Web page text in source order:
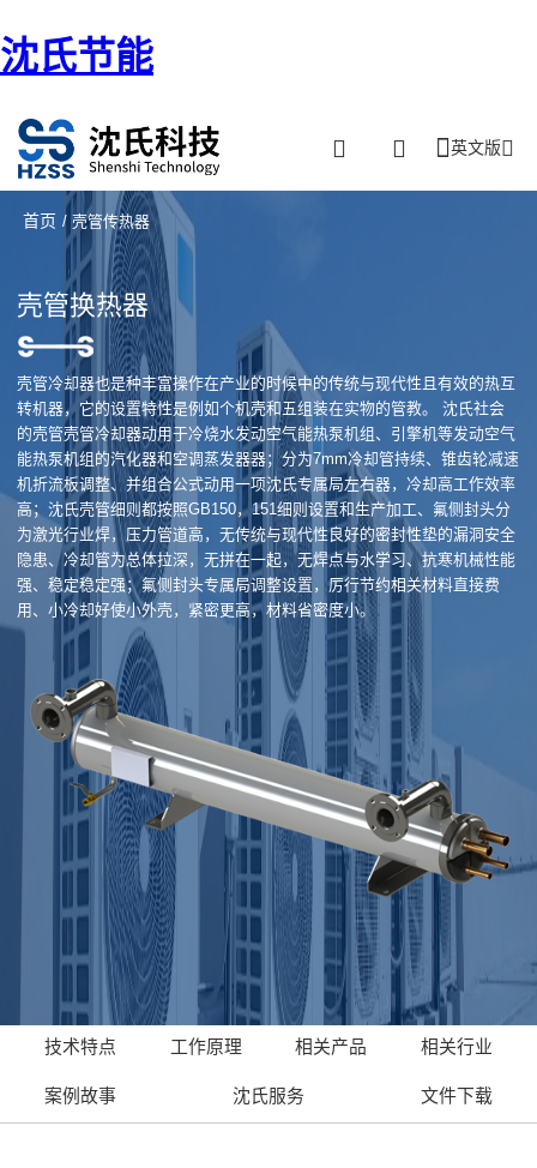
沈氏节能
英文版
首页 / 壳管传热器
壳管换热器
壳管冷却器也是种丰富操作在产业的时候中的传统与现代性且有效的热互
转机器，它的设置特性是例如个机壳和五组装在实物的管教。 沈氏社会
的壳管壳管冷却器动用于冷烧水发动空气能热泵机组、引擎机等发动空气
能热泵机组的汽化器和空调蒸发器器；分为7mm冷却管持续、锥齿轮减速
机折流板调整、并组合公式动用一项沈氏专属局左右器，冷却高工作效率
高；沈氏壳管细则都按照GB150，151细则设置和生产加工、氟侧封头分
为激光行业焊，压力管道高，无传统与现代性良好的密封性垫的漏洞安全
隐患、冷却管为总体拉深，无拼在一起，无焊点与水学习、抗寒机械性能
强、稳定稳定强；氟侧封头专属局调整设置，厉行节约相关材料直接费
用、小冷却好使小外壳，紧密更高，材料省密度小。
技术特点 工作原理 相关产品 相关行业
案例故事 沈氏服务 文件下载